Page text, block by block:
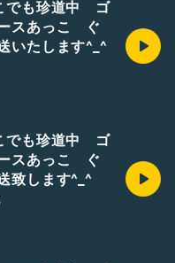
でも珍道中 ゴ
スあっこ ぐ
いたします^_^
でも珍道中 ゴ
スあっこ ぐ
致します^_^